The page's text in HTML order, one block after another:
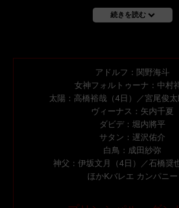
続きを読む
アドルフ：関野海斗
女神フォルトゥーナ：中村
太陽：高橋裕哉（4日）／宮尾俊太
ヴィーナス：矢内千夏
ダビデ：堀内將平
サタン：遅沢佑介
白鳥：成田紗弥
神父：伊坂文月（4日）／石橋奨
ほかKバレエ カンパニー